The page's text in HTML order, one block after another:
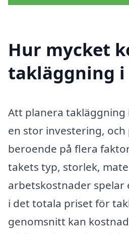
Hur mycket
takläggning i
Att planera takläggning
en stor investering,
beroende på flera
takets typ, storlek,
arbetskostnader spelar
i det totala priset för
genomsnitt kan